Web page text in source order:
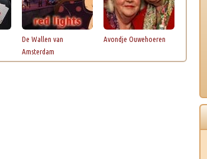
De Wallen van
Amsterdam
Avondje Ouwehoeren